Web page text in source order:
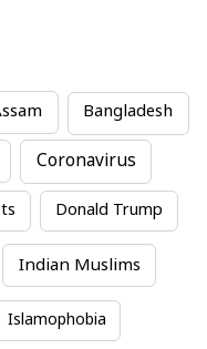
Bangladesh
Coronavirus
Donald Trump
Indian Muslims
Islamophobia